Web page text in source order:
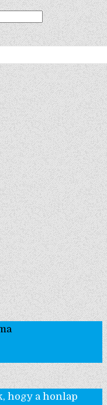
hogy a honlap